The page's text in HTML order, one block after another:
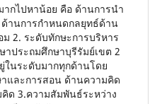
ากไปหาน้อย คือ ด้านการนำ
านการกำหนดกลยุทธ์ด้าน
2. ระดับทักษะการบริหาร
าประถมศึกษาบุรีรัมย์เขต 2
ในระดับมากทุกด้านโดย
และการสอน ด้านความคิด
ด 3.ความสัมพันธ์ระหว่าง